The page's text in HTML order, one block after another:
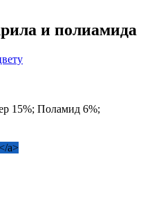
и полиамида
15%; Поламид 6%;
a>